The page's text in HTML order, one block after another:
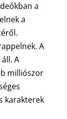
a
a
A
A
milliószor
karakterek